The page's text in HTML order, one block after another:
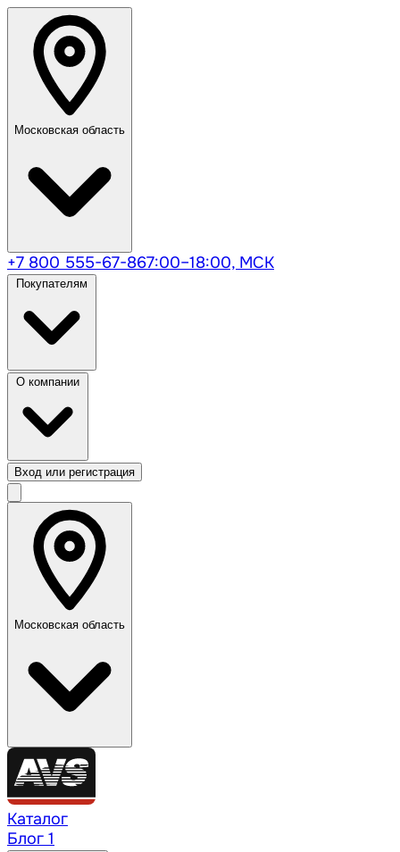
Московская область
+7 800 555-67-867:00–18:00, МСК
Вход или регистрация
Московская область
Каталог
Блог 1